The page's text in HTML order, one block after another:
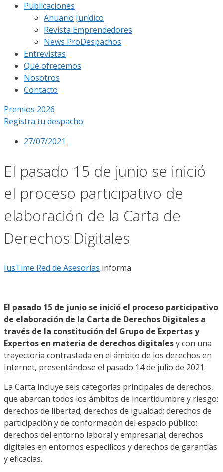
Publicaciones
Anuario Jurídico
Revista Emprendedores
News ProDespachos
Entrevistas
Qué ofrecemos
Nosotros
Contacto
Premios 2026
Registra tu despacho
27/07/2021
El pasado 15 de junio se inició
el proceso participativo de
elaboración de la Carta de
Derechos Digitales
IusTime Red de Asesorías informa
El pasado 15 de junio se inició el proceso participativo
de elaboración de la Carta de Derechos Digitales a
través de la constitución del Grupo de Expertas y
Expertos en materia de derechos digitalesy con una
trayectoria contrastada en el ámbito de los derechos en
Internet, presentándose el pasado 14 de julio de 2021.
La Carta incluye seis categorías principales de derechos,
que abarcan todos los ámbitos de incertidumbre y riesgo:
derechos de libertad; derechos de igualdad; derechos de
participación y de conformación del espacio público;
derechos del entorno laboral y empresarial; derechos
digitales en entornos específicos y derechos de garantías
y eficacias.